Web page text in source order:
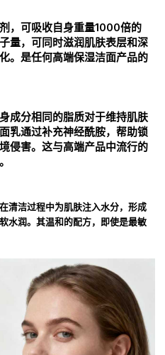
，可吸收自身重量1000倍的
量，可同时滋润肌肤表层和深
。是任何高端保湿洁面产品的
成分相同的脂质对于维持肌肤
乳通过补充神经酰胺，帮助锁
侵害。这与高端产品中流行的
清洁过程中为肌肤注入水分，形成
水润。其温和的配方，即使是最敏